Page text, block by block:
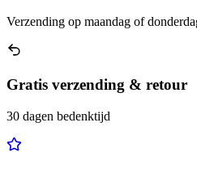
Verzending op maandag of
Gratis verzending & retour
30 dagen bedenktijd